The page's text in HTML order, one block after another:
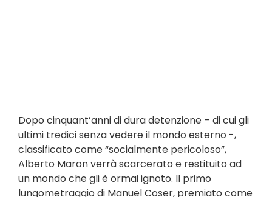
Dopo cinquant’anni di dura detenzione – di cui gli
ultimi tredici senza vedere il mondo esterno -,
classificato come “socialmente pericoloso”,
Alberto Maron verrà scarcerato e restituito ad
un mondo che gli è ormai ignoto. Il primo
lungometraggio di Manuel Coser, premiato come